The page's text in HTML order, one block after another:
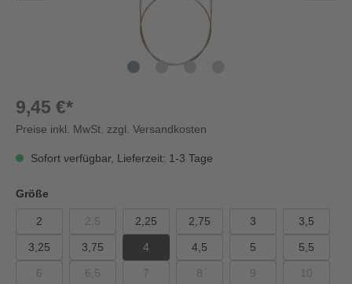
9,45 €*
Preise inkl. MwSt. zzgl. Versandkosten
Sofort verfügbar, Lieferzeit: 1-3 Tage
Größe
2 2,5 2,25 2,75 3 3,5
3,25 3,75 4 4,5 5 5,5
6 6,5 7 8 9 10